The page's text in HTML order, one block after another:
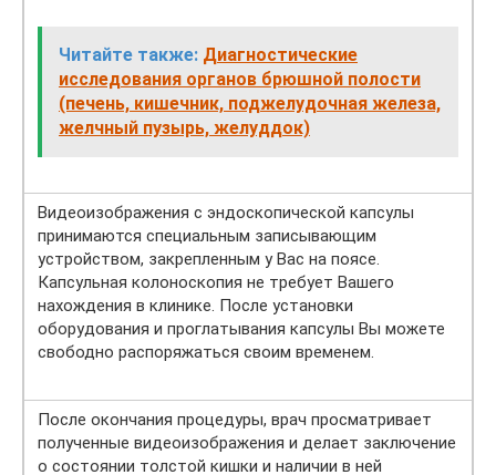
Читайте также: Диагностические
исследования органов брюшной полости
(печень, кишечник, поджелудочная железа,
желчный пузырь, желуддок)
Видеоизображения с эндоскопической капсулы
принимаются специальным записывающим
устройством, закрепленным у Вас на поясе.
Капсульная колоноскопия не требует Вашего
нахождения в клинике. После установки
оборудования и проглатывания капсулы Вы можете
свободно распоряжаться своим временем.
После окончания процедуры, врач просматривает
полученные видеоизображения и делает заключение
о состоянии толстой кишки и наличии в ней